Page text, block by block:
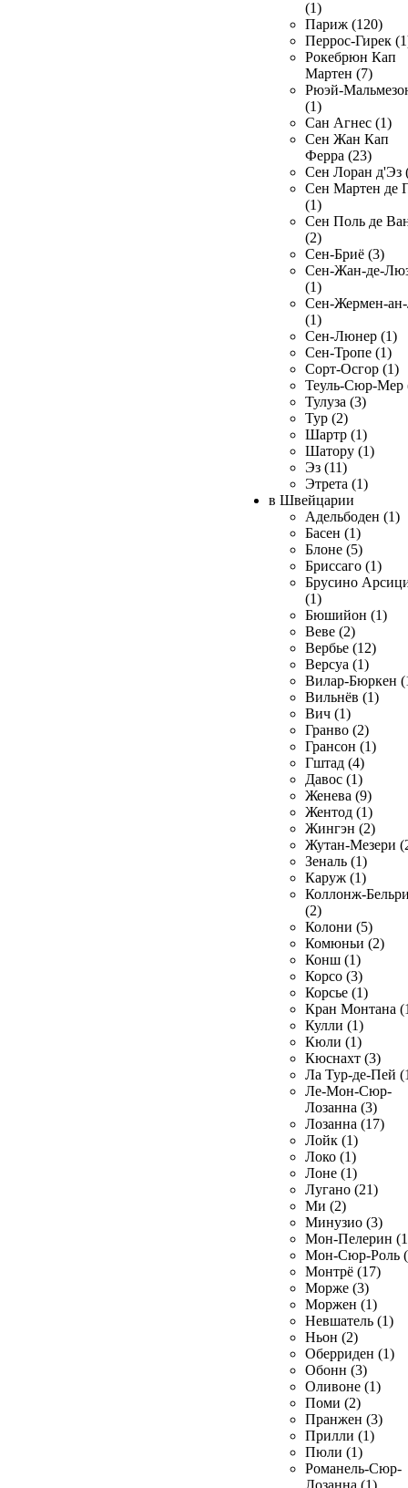
(1)
Париж (120)
Перрос-Гирек
Рокебрюн Кап
Мартен (7)
Рюэй-
(1)
Сан Агнес (1)
Сен Жан Кап
Ферра (23)
Сен Лоран д'Эз
Сен Мартен де
(1)
Сен Поль де
(2)
Сен-Бриё (3)
Сен-Жан-де-
(1)
Сен-Жермен-
(1)
Сен-Люнер (1)
Сен-Тропе (1)
Сорт-Осгор (1)
Теуль-Сюр-Мер
Тулуза (3)
Тур (2)
Шартр (1)
Шатору (1)
Эз (11)
Этрета (1)
в Швейцарии
Адельбоден (1)
Басен (1)
Блоне (5)
Бриссаго (1)
Брусино
(1)
Бюшийон (1)
Веве (2)
Вербье (12)
Версуа (1)
Вилар-Бюркен
Вильнёв (1)
Вич (1)
Гранво (2)
Грансон (1)
Гштад (4)
Давос (1)
Женева (9)
Жентод (1)
Жингэн (2)
Жутан-Мезери
Зеналь (1)
Каруж (1)
Коллонж-
(2)
Колони (5)
Комюньи (2)
Конш (1)
Корсо (3)
Корсье (1)
Кран Монтана
Кулли (1)
Кюли (1)
Кюснахт (3)
Ла Тур-де-Пей
Ле-Мон-Сюр-
Лозанна (3)
Лозанна (17)
Лойк (1)
Локо (1)
Лоне (1)
Лугано (21)
Ми (2)
Минузио (3)
Мон-Пелерин
Мон-Сюр-Роль
Монтрё (17)
Морже (3)
Моржен (1)
Невшатель (1)
Ньон (2)
Оберриден (1)
Обонн (3)
Оливоне (1)
Поми (2)
Пранжен (3)
Прилли (1)
Пюли (1)
Романель-Сюр-
Лозанна (1)